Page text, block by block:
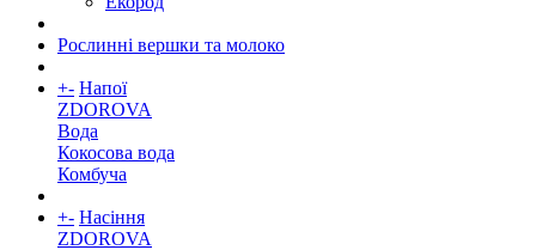
Рослинні вершки та молоко
+- Напої
ZDOROVA
Вода
Кокосова вода
Комбуча
+- Насіння
ZDOROVA